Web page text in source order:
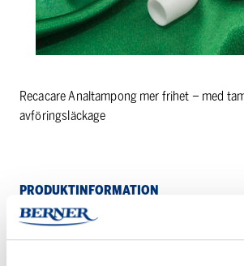
Recacare Analtampong mer frihet – med
avföringsläckage
PRODUKTINFORMATION